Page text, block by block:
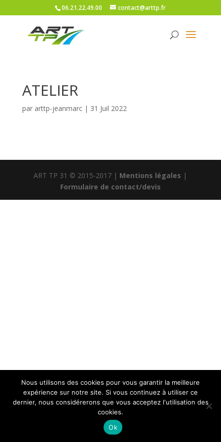
06.21.22.49.00 contact@arttp.fr
ATELIER
par arttp-jeanmarc| 31 Juil 2022
ART TP 31 © 2015-2017 | Mentions légales |
Formulaire de contact/devis
Nous utilisons des cookies pour vous garantir la meilleure
expérience sur notre site. Si vous continuez à utiliser ce
dernier, nous considérerons que vous acceptez l'utilisation des
cookies.
Ok